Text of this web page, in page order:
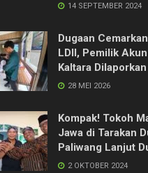
14 SEPTEMBER 2024
Dugaan
LDII, Pemilik
Kaltara
28 MEI 2026
Kompak! Tokoh
Jawa di Tarakan
Paliwang Lanjut
2 OKTOBER 2024